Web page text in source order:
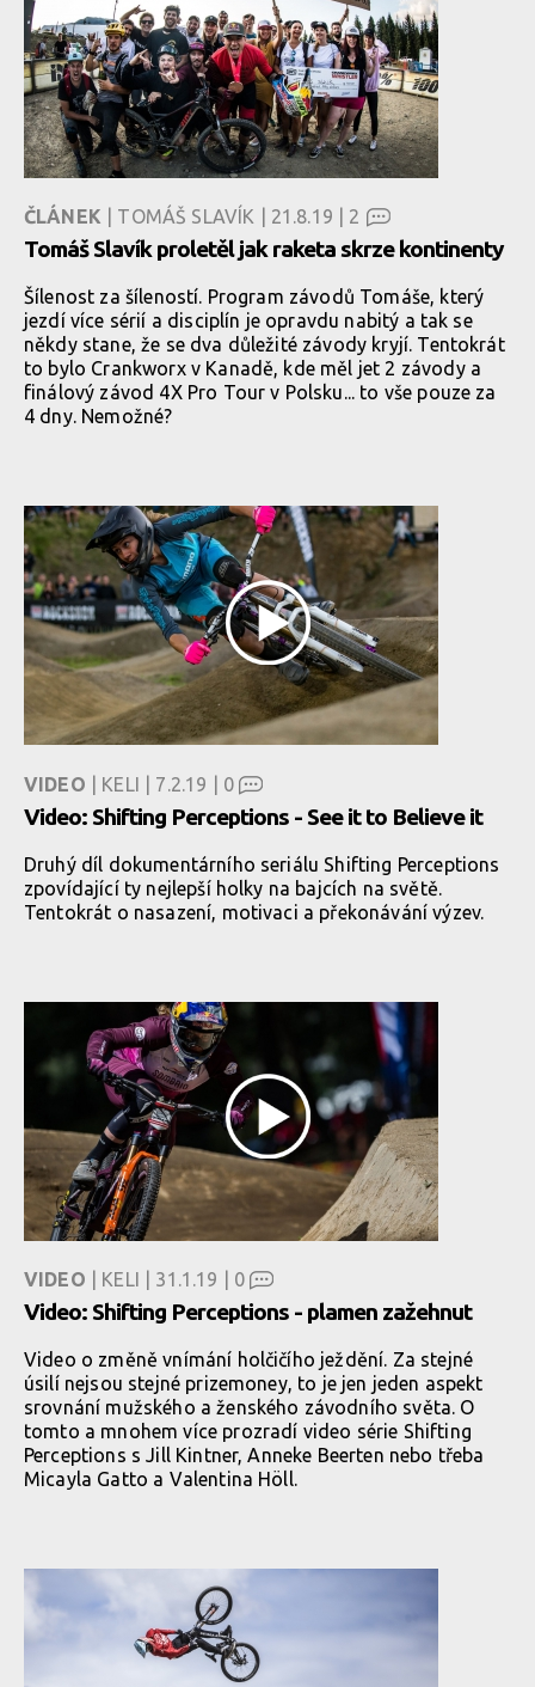
ČLÁNEK | TOMÁŠ SLAVÍK | 21.8.19 | 2
Tomáš Slavík proletěl jak raketa skrze kontinenty
Šílenost za šíleností. Program závodů Tomáše, který
jezdí více sérií a disciplín je opravdu nabitý a tak se
někdy stane, že se dva důležité závody kryjí. Tentokrát
to bylo Crankworx v Kanadě, kde měl jet 2 závody a
finálový závod 4X Pro Tour v Polsku... to vše pouze za
4 dny. Nemožné?
VIDEO | KELI | 7.2.19 | 0
Video: Shifting Perceptions - See it to Believe it
Druhý díl dokumentárního seriálu Shifting Perceptions
zpovídající ty nejlepší holky na bajcích na světě.
Tentokrát o nasazení, motivaci a překonávání výzev.
VIDEO | KELI | 31.1.19 | 0
Video: Shifting Perceptions - plamen zažehnut
Video o změně vnímání holčičího ježdění. Za stejné
úsilí nejsou stejné prizemoney, to je jen jeden aspekt
srovnání mužského a ženského závodního světa. O
tomto a mnohem více prozradí video série Shifting
Perceptions s Jill Kintner, Anneke Beerten nebo třeba
Micayla Gatto a Valentina Höll.